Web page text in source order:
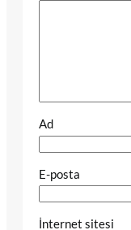
Ad
E-posta
İnternet sitesi